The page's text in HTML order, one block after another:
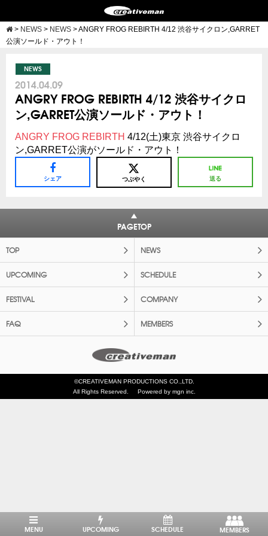
> NEWS > NEWS >ANGRY FROG REBIRTH 4/12 渋谷サイクロン,GARRET
公演ソールド・アウト！
NEWS
2014.04.09
ANGRY FROG REBIRTH 4/12 渋谷サイクロ
ン,GARRET公演ソールド・アウト！
ANGRY FROG REBIRTH 4/12(土)東京 渋谷サイクロ
ン,GARRET公演がソールド・アウト！
シェア つぶやく 送る
PAGETOP
TOP NEWS
UPCOMING SCHEDULE
FESTIVAL COMPANY
FAQ MEMBERS
©CREATIVEMAN PRODUCTIONS CO.,LTD.
All Rights Reserved.
Powered by mgn inc.
MENU UPCOMING SCHEDULE MEMBERS